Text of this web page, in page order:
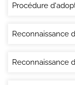
Procédure
Reconnaissance
Reconnaissance